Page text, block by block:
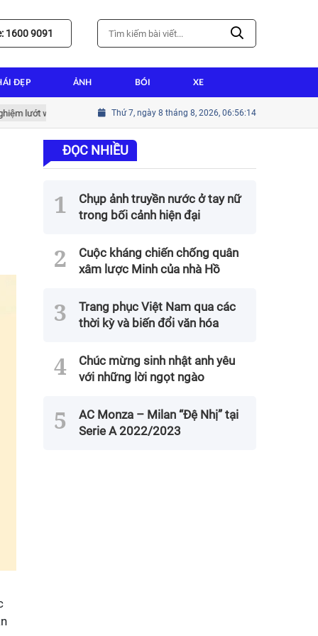
1600 9091
ĐẸP ẢNH BÓI XE
web tốt nhất Hướng dẫn cài win tại nhà thành tín cho người mới
Thứ 7, ngày 8 tháng 8, 2026, 06:56:15
ĐỌC NHIỀU
Chụp ảnh truyền nước ở tay nữ
trong bối cảnh hiện đại
Cuộc kháng chiến chống quân
xâm lược Minh của nhà Hồ
Trang phục Việt Nam qua các
thời kỳ và biến đổi văn hóa
Chúc mừng sinh nhật anh yêu
với những lời ngọt ngào
AC Monza – Milan “Đệ Nhị” tại
Serie A 2022/2023